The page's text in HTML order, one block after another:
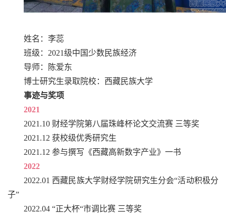
姓名：李蕊
班级：2021级中国少数民族经济
导师：陈爱东
博士研究生录取院校：西藏民族大学
事迹与奖项
2021
2021.10 财经学院第八届珠峰杯论文交流赛 三等奖
2021.12 获校级优秀研究生
2021.12 参与撰写《西藏高新数字产业》一书
2022
2022.01 西藏民族大学财经学院研究生分会“活动积极分
子”
2022.04 “正大杯“市调比赛 三等奖